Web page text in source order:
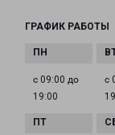
ГРАФИК РАБОТЫ
с 09:00 до
19:00
с